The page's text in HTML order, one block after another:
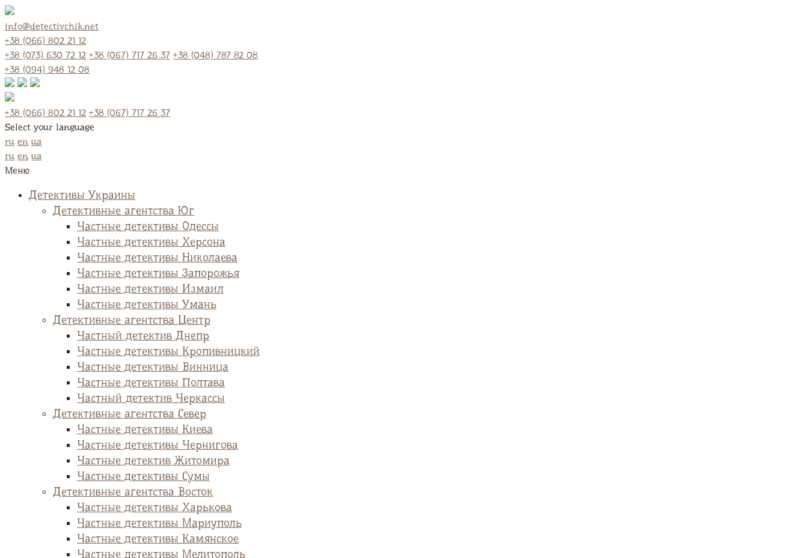
info@detectivchik.net
+38 (066) 802 21 12
+38 (073) 630 72 12 +38 (067) 717 26 37 +38 (048) 787 82 08
+38 (094) 948 12 08
+38 (066) 802 21 12 +38 (067) 717 26 37
Select your language
ru en ua
ru en ua
Меню
Детективы Украины
Детективные агентства Юг
Частные детективы Одессы
Частные детективы Херсона
Частные детективы Николаева
Частные детективы Запорожья
Частные детективы Измаил
Частные детективы Умань
Детективные агентства Центр
Частный детектив Днепр
Частные детективы Кропивницкий
Частные детективы Винница
Частные детективы Полтава
Частный детектив Черкассы
Детективные агентства Север
Частные детективы Киева
Частные детективы Чернигова
Частные детектив Житомира
Частные детективы Сумы
Детективные агентства Восток
Частные детективы Харькова
Частные детективы Мариуполь
Частные детективы Камянское
Частные детективы Мелитополь